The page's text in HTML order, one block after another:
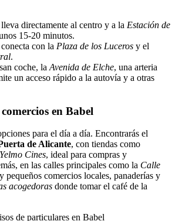
directamente al centro y a la Estación de
15-20 minutos.
con la Plaza de los Luceros y el
.
coche, la Avenida de Elche, una arteria
un acceso rápido a la autovía y a otras
en Babel
para el día a día. Encontrarás el
de Alicante, con tiendas como
Yelmo Cines, ideal para compras y
en las calles principales como la Calle
pequeños comercios locales, panaderías y
acogedoras donde tomar el café de la
de particulares en Babel